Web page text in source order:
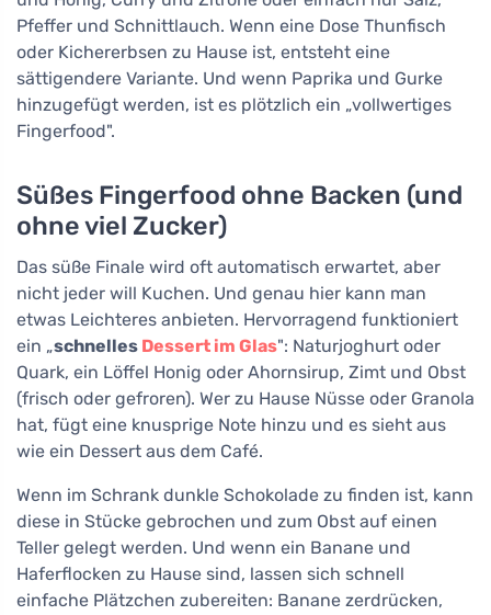
Pfeffer und Schnittlauch. Wenn eine Dose Thunfisch
oder Kichererbsen zu Hause ist, entsteht eine
sättigendere Variante. Und wenn Paprika und Gurke
hinzugefügt werden, ist es plötzlich ein „vollwertiges
Fingerfood".
Süßes Fingerfood ohne Backen (und
ohne viel Zucker)
Das süße Finale wird oft automatisch erwartet, aber
nicht jeder will Kuchen. Und genau hier kann man
etwas Leichteres anbieten. Hervorragend funktioniert
ein „schnelles Dessert im Glas": Naturjoghurt oder
Quark, ein Löffel Honig oder Ahornsirup, Zimt und Obst
(frisch oder gefroren). Wer zu Hause Nüsse oder Granola
hat, fügt eine knusprige Note hinzu und es sieht aus
wie ein Dessert aus dem Café.
Wenn im Schrank dunkle Schokolade zu finden ist, kann
diese in Stücke gebrochen und zum Obst auf einen
Teller gelegt werden. Und wenn ein Banane und
Haferflocken zu Hause sind, lassen sich schnell
einfache Plätzchen zubereiten: Banane zerdrücken,